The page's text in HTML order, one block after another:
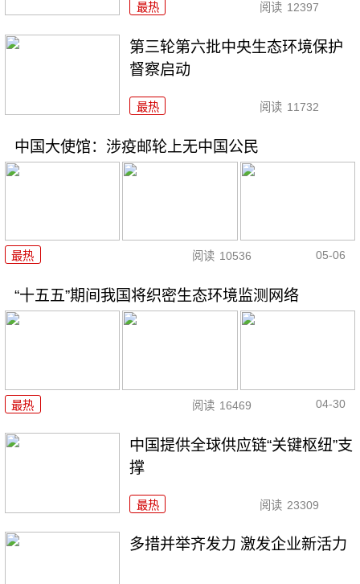
最热 阅读 12397
第三轮第六批中央生态环境保护
督察启动
最热 阅读 11732
中国大使馆：涉疫邮轮上无中国公民
最热 阅读 10536 05-06
“十五五”期间我国将织密生态环境监测网络
最热 阅读 16469 04-30
中国提供全球供应链“关键枢纽”支
撑
最热 阅读 23309
多措并举齐发力 激发企业新活力